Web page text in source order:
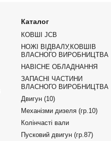
Каталог
КОВШІ JCB
НОЖІ ВІДВАЛУ,КОВШІВ
ВЛАСНОГО ВИРОБНИЦТВА
НАВІСНЕ ОБЛАДНАННЯ
ЗАПАСНІ ЧАСТИНИ
ВЛАСНОГО ВИРОБНИЦТВА
Двигун (10)
Механізми дизеля (гр.10)
Колінчасті вали
Пусковий двигун (гр.87)